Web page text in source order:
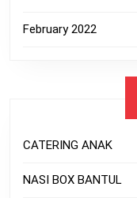
February 2022
CATERING ANAK
NASI BOX BANTUL